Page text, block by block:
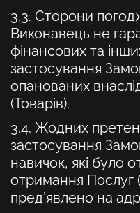
3.3. Сторони
Виконавець не
фінансових та
застосування
опанованих
(Товарів).
3.4. Жодних
застосування
навичок, які було
отримання Послуг
пред’явлено на